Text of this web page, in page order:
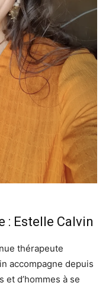
: Estelle Calvin
thérapeute
accompagne depuis
d’hommes à se